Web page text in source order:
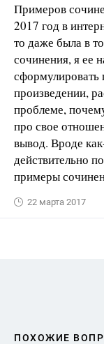
Примеров
2017 год в
то даже была в
сочинения, я ее
сформулировать
произведении,
проблеме,
про свое
вывод. Вроде
действительно
примеры
22 марта 2017
ПОХОЖИЕ